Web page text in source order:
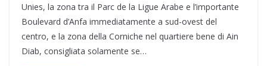
Unies, la zona tra il Parc de la Ligue Arabe e l’importante
Boulevard d’Anfa immediatamente a sud-ovest del
centro, e la zona della Corniche nel quartiere bene di Ain
Diab, consigliata solamente se…